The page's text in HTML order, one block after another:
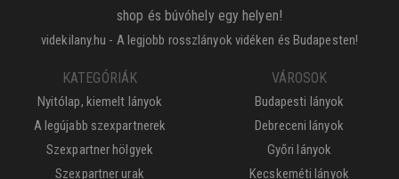
shop és búvóhely egy helyen!
videkilany.hu - A legjobb rosszlányok vidéken és Budapesten!
KATEGÓRIÁK
Nyitólap, kiemelt lányok
A legújabb szexpartnerek
Szexpartner hölgyek
Szexpartner urak
VÁROSOK
Budapesti lányok
Debreceni lányok
Győri lányok
Kecskeméti lányok